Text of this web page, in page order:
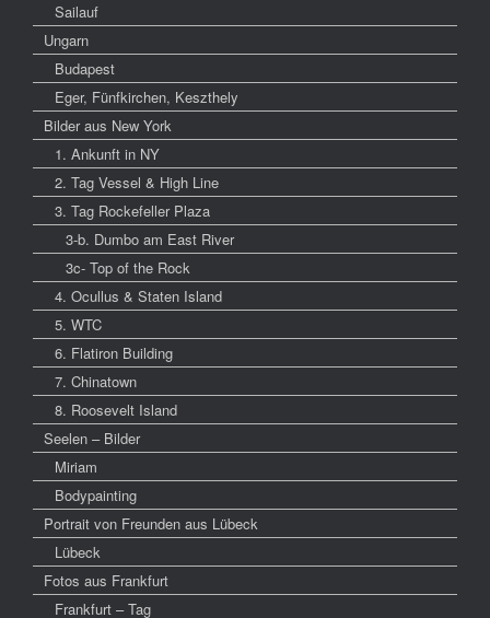
Sailauf
Ungarn
Budapest
Eger, Fünfkirchen, Keszthely
Bilder aus New York
1. Ankunft in NY
2. Tag Vessel & High Line
3. Tag Rockefeller Plaza
3-b. Dumbo am East River
3c- Top of the Rock
4. Ocullus & Staten Island
5. WTC
6. Flatiron Building
7. Chinatown
8. Roosevelt Island
Seelen – Bilder
Miriam
Bodypainting
Portrait von Freunden aus Lübeck
Lübeck
Fotos aus Frankfurt
Frankfurt – Tag